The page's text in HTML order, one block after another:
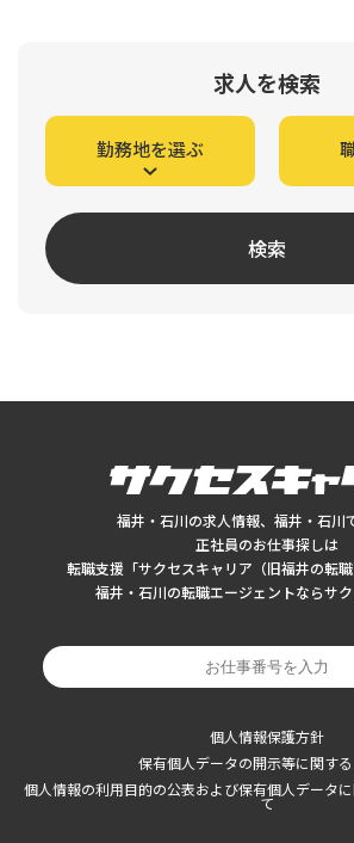
求人を検索
勤務地を選ぶ
検索
福井・石川の求人情報、福井・石川
正社員のお仕事探しは
転職支援「サクセスキャリア（旧福井の転
福井・石川の転職エージェントならサ
個人情報保護方針
保有個人データの開示等に関す
個人情報の利用目的の公表および保有個人データ
て